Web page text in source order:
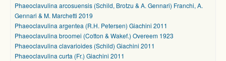
Phaeoclavulina arcosuensis (Schild, Brotzu & A. Gennari) Franchi, A.
Gennari & M. Marchetti 2019
Phaeoclavulina argentea (R.H. Petersen) Giachini 2011
Phaeoclavulina broomei (Cotton & Wakef.) Overeem 1923
Phaeoclavulina clavarioides (Schild) Giachini 2011
Phaeoclavulina curta (Fr.) Giachini 2011